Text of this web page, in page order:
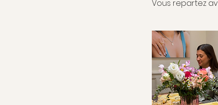
Vous repartez